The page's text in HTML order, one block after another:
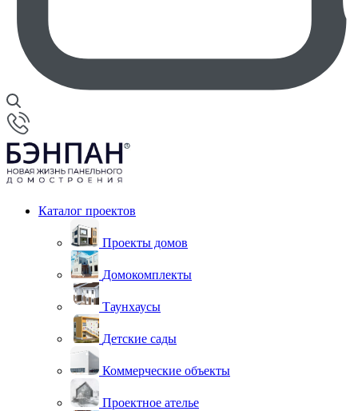
Каталог проектов
Проекты домов
Домокомплекты
Таунхаусы
Детские сады
Коммерческие объекты
Проектное ателье